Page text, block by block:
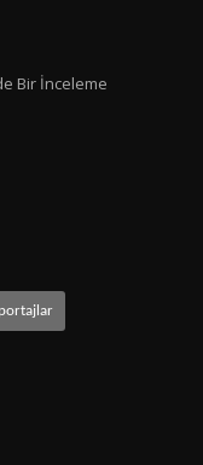
Bir İnceleme